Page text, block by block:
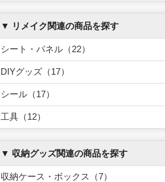
▼ リメイク関連の商品を探す
シート・パネル（22）
DIYグッズ（17）
シール（17）
工具（12）
▼ 収納グッズ関連の商品を探す
収納ケース・ボックス（7）